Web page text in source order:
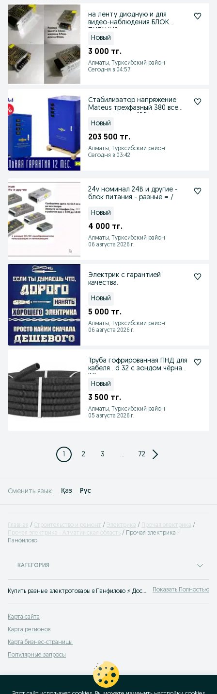
на ленту диодную и для
видео-наблюдения БЛОК
Новый
3 000 тг.
Алматы, Турксибский район
Сегодня в 04:57
Стабилизатор напряжение
Mateus трехфазный 380 все
Новый
203 500 тг.
Алматы, Турксибский район
Сегодня в 03:42
24v номинал 24В и другие -
блок питания - разные = /
Новый
4 000 тг.
Алматы, Турксибский район
06 августа 2026 г.
Электрик с гарантией
качества.
Новый
5 000 тг.
Алматы, Турксибский район
06 августа 2026 г.
Труба гофрированная ПНД для
кабеля . d 32 с зондом чёрная
Новый
3 500 тг.
Алматы, Турксибский район
05 августа 2026 г.
1 2 3 ... 72
Сменить язык: Қаз Рус
Главная Строительство и ремонт Электрика
Прочая электрика
Прочая электрика - Алматинская область
Прочая электрика -
Панфилово
КАТЕГОРИЯ
Купить разные электротовары в Панфилово ⚡ Доступные цены на другие товары для электрика ✅ Большой выбор комплектующих для электротоваров на OLX.kz Показать Полностью
Карта сайта
Карта регионов
Карта бизнес-страницы
Популярные запросы